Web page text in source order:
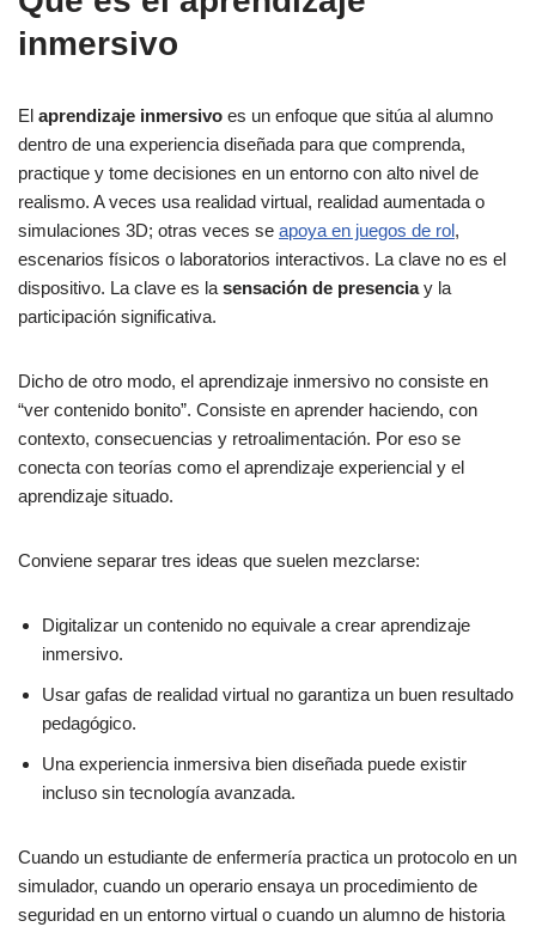
inmersivo
El aprendizaje inmersivo es un enfoque que sitúa al alumno
dentro de una experiencia diseñada para que comprenda,
practique y tome decisiones en un entorno con alto nivel de
realismo. A veces usa realidad virtual, realidad aumentada o
simulaciones 3D; otras veces se apoya en juegos de rol,
escenarios físicos o laboratorios interactivos. La clave no es el
dispositivo. La clave es la sensación de presenciay la
participación significativa.
Dicho de otro modo, el aprendizaje inmersivo no consiste en
“ver contenido bonito”. Consiste en aprender haciendo, con
contexto, consecuencias y retroalimentación. Por eso se
conecta con teorías como el aprendizaje experiencial y el
aprendizaje situado.
Conviene separar tres ideas que suelen mezclarse:
Digitalizar un contenido no equivale a crear aprendizaje
inmersivo.
Usar gafas de realidad virtual no garantiza un buen resultado
pedagógico.
Una experiencia inmersiva bien diseñada puede existir
incluso sin tecnología avanzada.
Cuando un estudiante de enfermería practica un protocolo en un
simulador, cuando un operario ensaya un procedimiento de
seguridad en un entorno virtual o cuando un alumno de historia